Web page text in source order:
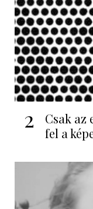
2
Csak az
fel a